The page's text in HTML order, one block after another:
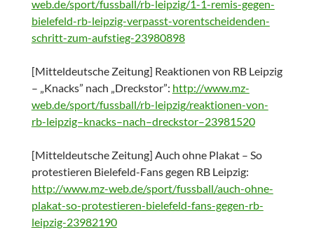
web.de/sport/fussball/rb-leipzig/1-1-remis-gegen-
bielefeld-rb-leipzig-verpasst-vorentscheidenden-
schritt-zum-aufstieg-23980898
[Mitteldeutsche Zeitung] Reaktionen von RB Leipzig
– „Knacks” nach „Dreckstor”: http://www.mz-
web.de/sport/fussball/rb-leipzig/reaktionen-von-
rb-leipzig–knacks–nach–dreckstor–23981520
[Mitteldeutsche Zeitung] Auch ohne Plakat – So
protestieren Bielefeld-Fans gegen RB Leipzig:
http://www.mz-web.de/sport/fussball/auch-ohne-
plakat-so-protestieren-bielefeld-fans-gegen-rb-
leipzig-23982190